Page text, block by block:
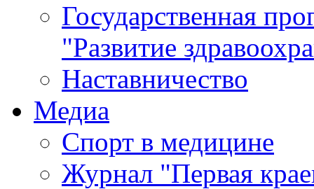
Государственная
"Развитие
Наставничество
Медиа
Спорт в медицине
Журнал "Первая